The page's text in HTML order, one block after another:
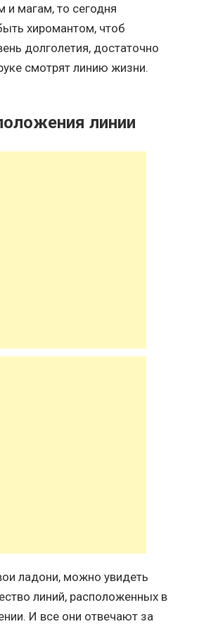
и магам, то сегодня
хиромантом, чтоб
долголетия, достаточно
смотрят линию жизни.
линии
ладони, можно увидеть
линий, расположенных в
И все они отвечают за